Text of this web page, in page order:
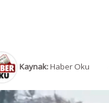
Kaynak:Haber Oku